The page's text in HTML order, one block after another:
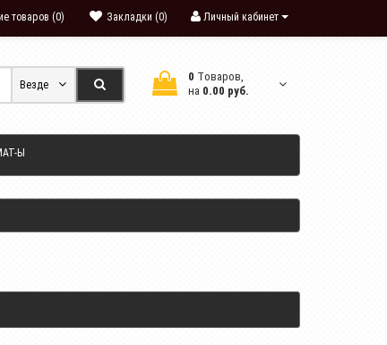
Личный кабинет
Закладки (0)
товаров (0)
0 Tоваров,
на 0.00 руб.
Везде
Ы